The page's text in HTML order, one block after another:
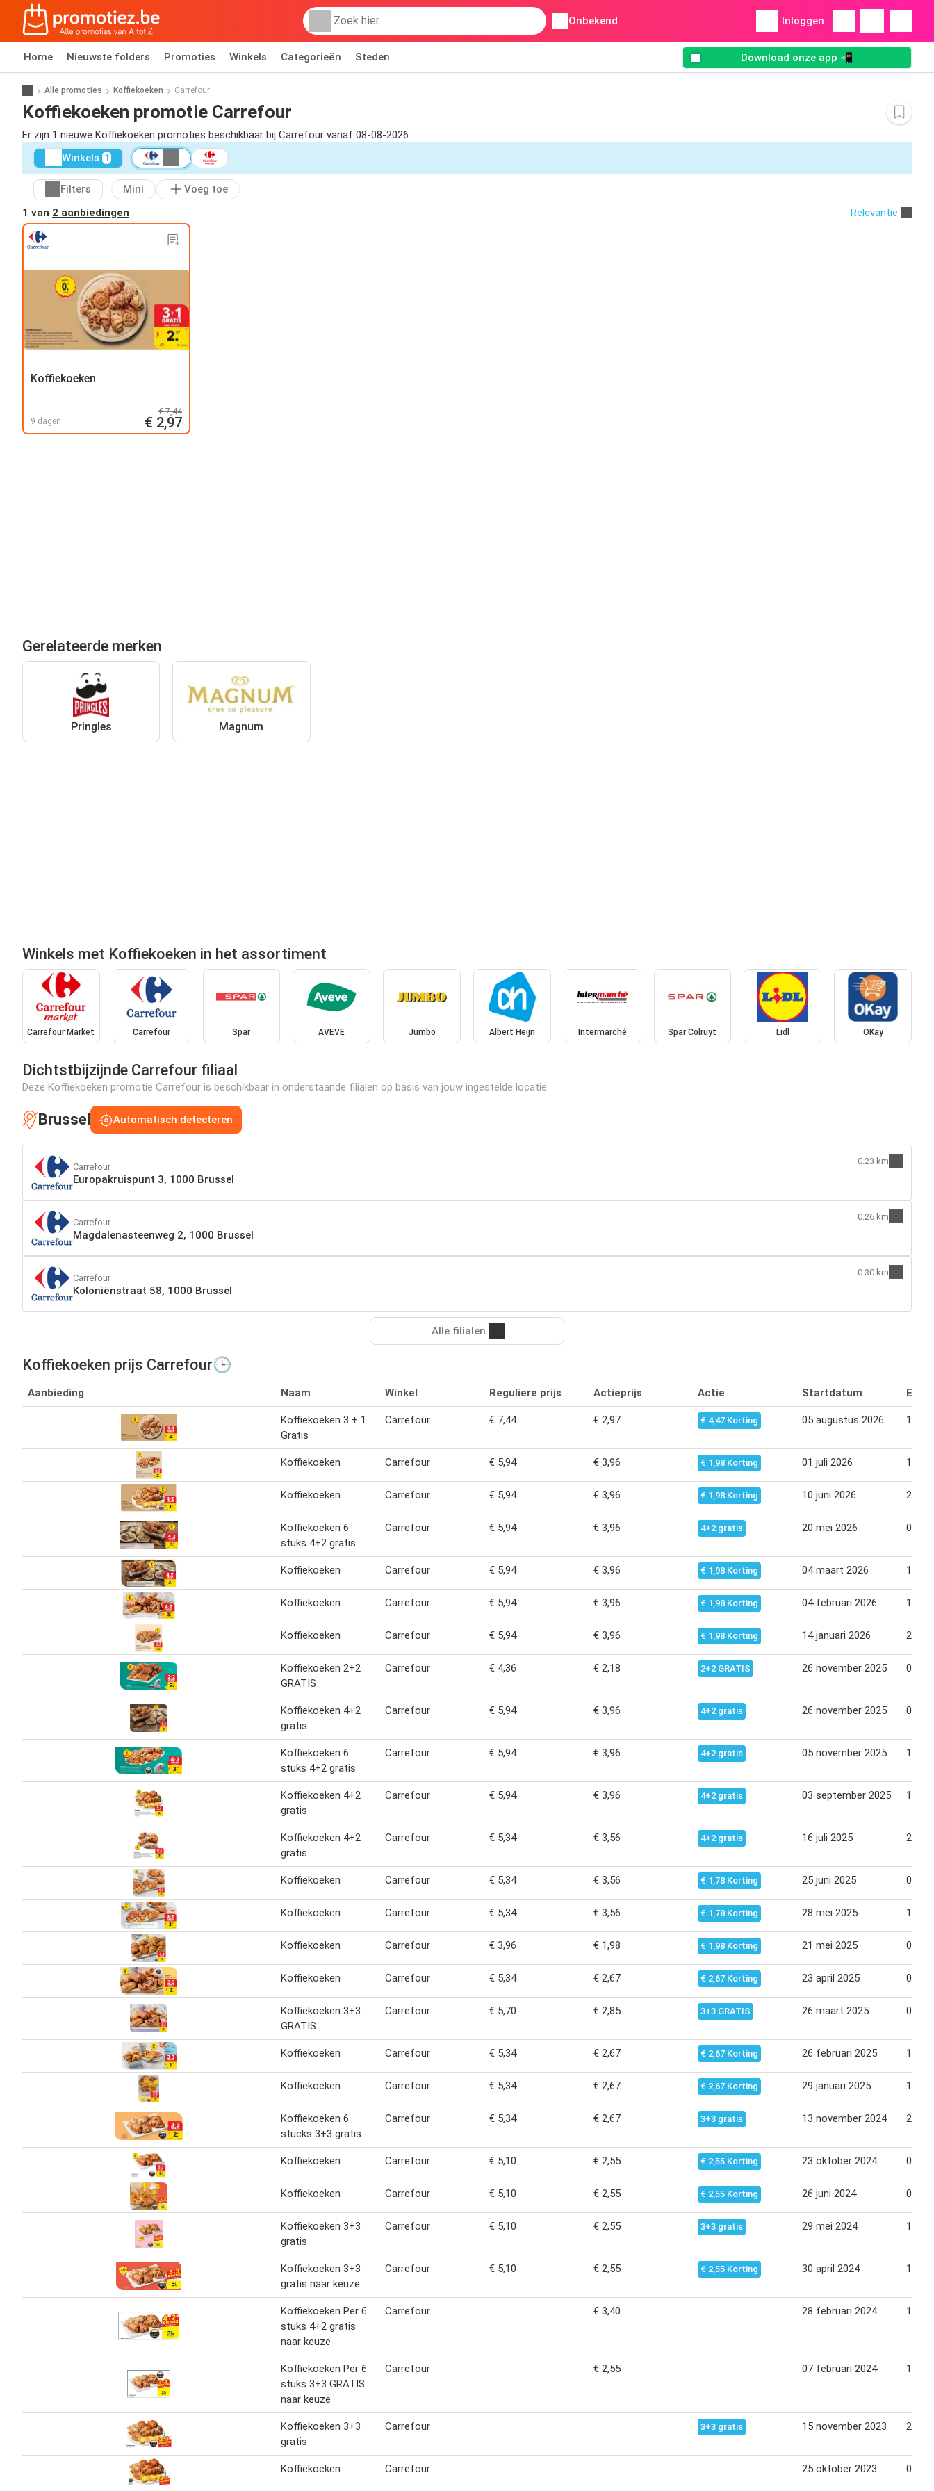
Onbekend Inloggen
Home Nieuwste folders Promoties Winkels Categorieën Steden Download onze app 📲
Alle promoties Koffiekoeken Carrefour
Koffiekoeken promotie Carrefour
Er zijn 1 nieuwe Koffiekoeken promoties beschikbaar bij Carrefour vanaf 08-08-2026.
Winkels 1
Filters Mini
Voeg toe
1 van 2 aanbiedingen Relevantie
Koffiekoeken
9 dagen
€ 7,44
€ 2,97
Gerelateerde merken
Pringles Magnum
Winkels met Koffiekoeken in het assortiment
Carrefour Market Carrefour Spar AVEVE Jumbo Albert Heijn Intermarché Spar Colruyt Lidl OKay
Dichtstbijzijnde Carrefour filiaal
Deze Koffiekoeken promotie Carrefour is beschikbaar in onderstaande filialen op basis van jouw ingestelde locatie:
Brussel Automatisch detecteren
Carrefour
Europakruispunt 3, 1000 Brussel
0.23 km
Carrefour
Magdalenasteenweg 2, 1000 Brussel
0.26 km
Carrefour
Koloniënstraat 58, 1000 Brussel
0.30 km
Alle filialen
Koffiekoeken prijs Carrefour🕒
Aanbieding Naam Winkel Reguliere prijs Actieprijs Actie Startdatum
Koffiekoeken 3 + 1
Gratis
Carrefour € 7,44 € 2,97 € 4,47 Korting 05 augustus 2026 17
Koffiekoeken Carrefour € 5,94 € 3,96 € 1,98 Korting 01 juli 2026 13
Koffiekoeken Carrefour € 5,94 € 3,96 € 1,98 Korting 10 juni 2026 22
Koffiekoeken 6
stuks 4+2 gratis
Carrefour € 5,94 € 3,96 4+2 gratis 20 mei 2026 01
Koffiekoeken Carrefour € 5,94 € 3,96 € 1,98 Korting 04 maart 2026 16
Koffiekoeken Carrefour € 5,94 € 3,96 € 1,98 Korting 04 februari 2026 16
Koffiekoeken Carrefour € 5,94 € 3,96 € 1,98 Korting 14 januari 2026 26
Koffiekoeken 2+2
GRATIS
Carrefour € 4,36 € 2,18 2+2 GRATIS 26 november 2025 02
Koffiekoeken 4+2
gratis
Carrefour € 5,94 € 3,96 4+2 gratis 26 november 2025 08
Koffiekoeken 6
stuks 4+2 gratis
Carrefour € 5,94 € 3,96 4+2 gratis 05 november 2025 17
Koffiekoeken 4+2
gratis
Carrefour € 5,94 € 3,96 4+2 gratis 03 september 2025 15
Koffiekoeken 4+2
gratis
Carrefour € 5,34 € 3,56 4+2 gratis 16 juli 2025 28
Koffiekoeken Carrefour € 5,34 € 3,56 € 1,78 Korting 25 juni 2025 07
Koffiekoeken Carrefour € 5,34 € 3,56 € 1,78 Korting 28 mei 2025 10
Koffiekoeken Carrefour € 3,96 € 1,98 € 1,98 Korting 21 mei 2025 03
Koffiekoeken Carrefour € 5,34 € 2,67 € 2,67 Korting 23 april 2025 05
Koffiekoeken 3+3
GRATIS
Carrefour € 5,70 € 2,85 3+3 GRATIS 26 maart 2025 07
Koffiekoeken Carrefour € 5,34 € 2,67 € 2,67 Korting 26 februari 2025 10
Koffiekoeken Carrefour € 5,34 € 2,67 € 2,67 Korting 29 januari 2025 10
Koffiekoeken 6
stucks 3+3 gratis
Carrefour € 5,34 € 2,67 3+3 gratis 13 november 2024 25
Koffiekoeken Carrefour € 5,10 € 2,55 € 2,55 Korting 23 oktober 2024 04
Koffiekoeken Carrefour € 5,10 € 2,55 € 2,55 Korting 26 juni 2024 08
Koffiekoeken 3+3
gratis
Carrefour € 5,10 € 2,55 3+3 gratis 29 mei 2024 10
Koffiekoeken 3+3
gratis naar keuze
Carrefour € 5,10 € 2,55 € 2,55 Korting 30 april 2024 13
Koffiekoeken Per 6
stuks 4+2 gratis
naar keuze
Carrefour € 3,40 28 februari 2024 11
Koffiekoeken Per 6
stuks 3+3 GRATIS
naar keuze
Carrefour € 2,55 07 februari 2024 19
Koffiekoeken 3+3
gratis
Carrefour 3+3 gratis 15 november 2023 27
Koffiekoeken Carrefour 25 oktober 2023 06